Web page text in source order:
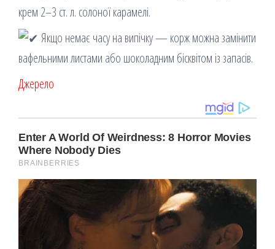
крем 2–3 ст. л. солоної карамелі.
Якщо немає часу на випічку — корж можна замінити
вафельними листами або шоколадним бісквітом із запасів.
Джерело